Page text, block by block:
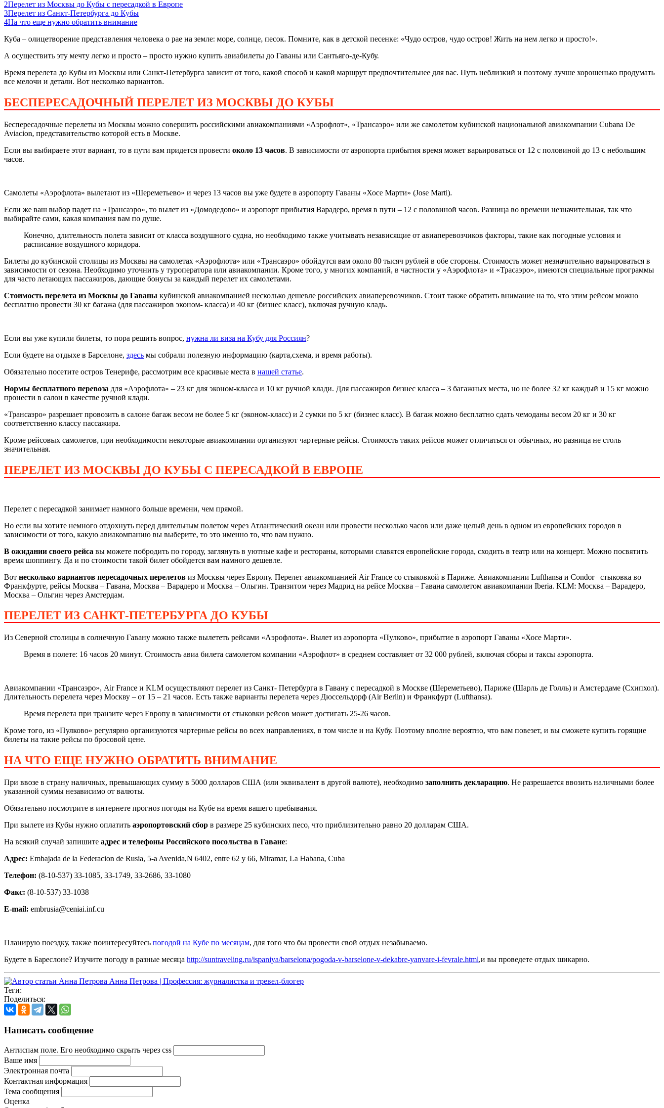
2Перелет из Москвы до Кубы с пересадкой в Европе
3Перелет из Санкт-Петербурга до Кубы
4На что еще нужно обратить внимание
Куба – олицетворение представления человека о рае на земле: море, солнце, песок. Помните, как в детской песенке: «Чудо остров, чудо остров! Жить на нем легко и просто!».
А осуществить эту мечту легко и просто – просто нужно купить авиабилеты до Гаваны или Сантьяго-де-Кубу.
Время перелета до Кубы из Москвы или Санкт-Петербурга зависит от того, какой способ и какой маршрут предпочтительнее для вас. Путь неблизкий и поэтому лучше хорошенько продумать
все мелочи и детали. Вот несколько вариантов.
БЕСПЕРЕСАДОЧНЫЙ ПЕРЕЛЕТ ИЗ МОСКВЫ ДО КУБЫ
Беспересадочные перелеты из Москвы можно совершить российскими авиакомпаниями «Аэрофлот», «Трансаэро» или же самолетом кубинской национальной авиакомпании Cubana De
Aviacion, представительство которой есть в Москве.
Если вы выбираете этот вариант, то в пути вам придется провести около 13 часов. В зависимости от аэропорта прибытия время может варьироваться от 12 с половиной до 13 с небольшим
часов.
Самолеты «Аэрофлота» вылетают из «Шереметьево» и через 13 часов вы уже будете в аэропорту Гаваны «Хосе Марти» (Jose Marti).
Если же ваш выбор падет на «Трансаэро», то вылет из «Домодедово» и аэропорт прибытия Варадеро, время в пути – 12 с половиной часов. Разница во времени незначительная, так что
выбирайте сами, какая компания вам по душе.
Конечно, длительность полета зависит от класса воздушного судна, но необходимо также учитывать независящие от авиаперевозчиков факторы, такие как погодные условия и
расписание воздушного коридора.
Билеты до кубинской столицы из Москвы на самолетах «Аэрофлота» или «Трансаэро» обойдутся вам около 80 тысяч рублей в обе стороны. Стоимость может незначительно варьироваться в
зависимости от сезона. Необходимо уточнить у туроператора или авиакомпании. Кроме того, у многих компаний, в частности у «Аэрофлота» и «Трасаэро», имеются специальные программы
для часто летающих пассажиров, дающие бонусы за каждый перелет их самолетами.
Стоимость перелета из Москвы до Гаваны кубинской авиакомпанией несколько дешевле российских авиаперевозчиков. Стоит также обратить внимание на то, что этим рейсом можно
бесплатно провести 30 кг багажа (для пассажиров эконом- класса) и 40 кг (бизнес класс), включая ручную кладь.
Если вы уже купили билеты, то пора решить вопрос, нужна ли виза на Кубу для Россиян?
Если будете на отдыхе в Барселоне, здесь мы собрали полезную информацию (карта,схема, и время работы).
Обязательно посетите остров Тенерифе, рассмотрим все красивые места в нашей статье.
Нормы бесплатного перевоза для «Аэрофлота» – 23 кг для эконом-класса и 10 кг ручной клади. Для пассажиров бизнес класса – 3 багажных места, но не более 32 кг каждый и 15 кг можно
пронести в салон в качестве ручной клади.
«Трансаэро» разрешает провозить в салоне багаж весом не более 5 кг (эконом-класс) и 2 сумки по 5 кг (бизнес класс). В багаж можно бесплатно сдать чемоданы весом 20 кг и 30 кг
соответственно классу пассажира.
Кроме рейсовых самолетов, при необходимости некоторые авиакомпании организуют чартерные рейсы. Стоимость таких рейсов может отличаться от обычных, но разница не столь
значительная.
ПЕРЕЛЕТ ИЗ МОСКВЫ ДО КУБЫ С ПЕРЕСАДКОЙ В ЕВРОПЕ
Перелет с пересадкой занимает намного больше времени, чем прямой.
Но если вы хотите немного отдохнуть перед длительным полетом через Атлантический океан или провести несколько часов или даже целый день в одном из европейских городов в
зависимости от того, какую авиакомпанию вы выберите, то это именно то, что вам нужно.
В ожидании своего рейса вы можете побродить по городу, заглянуть в уютные кафе и рестораны, которыми славятся европейские города, сходить в театр или на концерт. Можно посвятить
время шоппингу. Да и по стоимости такой билет обойдется вам намного дешевле.
Вот несколько вариантов пересадочных перелетов из Москвы через Европу. Перелет авиакомпанией Air France cо стыковкой в Париже. Авиакомпании Lufthansa и Condor– стыковка во
Франкфурте, рейсы Москва – Гавана, Москва – Варадеро и Москва – Ольгин. Транзитом через Мадрид на рейсе Москва – Гавана самолетом авиакомпании Iberia. KLM: Москва – Варадеро,
Москва – Ольгин через Амстердам.
ПЕРЕЛЕТ ИЗ САНКТ-ПЕТЕРБУРГА ДО КУБЫ
Из Северной столицы в солнечную Гавану можно также вылететь рейсами «Аэрофлота». Вылет из аэропорта «Пулково», прибытие в аэропорт Гаваны «Хосе Марти».
Время в полете: 16 часов 20 минут. Стоимость авиа билета самолетом компании «Аэрофлот» в среднем составляет от 32 000 рублей, включая сборы и таксы аэропорта.
Авиакомпании «Трансаэро», Air France и KLM осуществляют перелет из Санкт- Петербурга в Гавану с пересадкой в Москве (Шереметьево), Париже (Шарль де Голль) и Амстердаме (Схипхол).
Длительность перелета через Москву – от 15 – 21 часов. Есть также варианты перелета через Дюссельдорф (Air Berlin) и Франкфурт (Lufthansa).
Время перелета при транзите через Европу в зависимости от стыковки рейсов может достигать 25-26 часов.
Кроме того, из «Пулково» регулярно организуются чартерные рейсы во всех направлениях, в том числе и на Кубу. Поэтому вполне вероятно, что вам повезет, и вы сможете купить горящие
билеты на такие рейсы по бросовой цене.
НА ЧТО ЕЩЕ НУЖНО ОБРАТИТЬ ВНИМАНИЕ
При ввозе в страну наличных, превышающих сумму в 5000 долларов США (или эквивалент в другой валюте), необходимо заполнить декларацию. Не разрешается ввозить наличными более
указанной суммы независимо от валюты.
Обязательно посмотрите в интернете прогноз погоды на Кубе на время вашего пребывания.
При вылете из Кубы нужно оплатить аэропортовский сбор в размере 25 кубинских песо, что приблизительно равно 20 долларам США.
На всякий случай запишите адрес и телефоны Российского посольства в Гаване:
Адрес: Embajada de la Federacion de Rusia, 5-a Avenida,N 6402, entre 62 y 66, Miramar, La Habana, Cuba
Телефон: (8-10-537) 33-1085, 33-1749, 33-2686, 33-1080
Факс: (8-10-537) 33-1038
E-mail: embrusia@ceniai.inf.cu
Планирую поездку, также поинтересуйтесь погодой на Кубе по месяцам, для того что бы провести свой отдых незабываемо.
Будете в Бареслоне? Изучите погоду в разные месяца http://suntraveling.ru/ispaniya/barselona/pogoda-v-barselone-v-dekabre-yanvare-i-fevrale.html,и вы проведете отдых шикарно.
Анна Петрова | Профессия: журналистка и тревел-блогер
Теги:
Поделиться:
Написать сообщение
Антиспам поле. Его необходимо скрыть через css
Ваше имя
Электронная почта
Контактная информация
Тема сообщения
Оценка